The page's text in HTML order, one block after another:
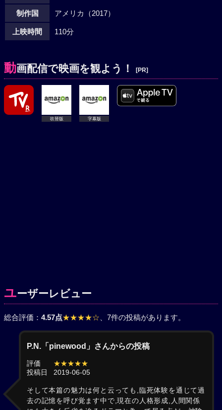
制作国 アメリカ（2017）
上映時間 110分
動画配信で映画を観よう！ [PR]
吹替版 字幕版
ユーザーレビュー
総合評価： 4.57点★★★★☆ 、7件の投稿があります。
P.N.「pinewood」さんからの投稿
評価
★★★★★
投稿日
2019-06-05
そして本篇の魅力は何と云っても,臨死体験を通じて過
去の記憶を呼び覚ます中で,現在の人格形成,人間関係